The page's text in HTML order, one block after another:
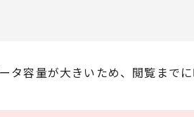
容量が大きいため、閲覧までに